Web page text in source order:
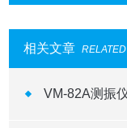
相关文章
VM-82A测振